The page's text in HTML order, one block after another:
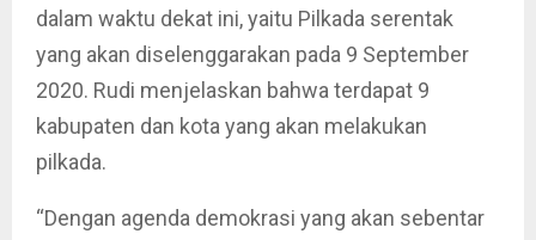
dalam waktu dekat ini, yaitu Pilkada serentak
yang akan diselenggarakan pada 9 September
2020. Rudi menjelaskan bahwa terdapat 9
kabupaten dan kota yang akan melakukan
pilkada.
“Dengan agenda demokrasi yang akan sebentar